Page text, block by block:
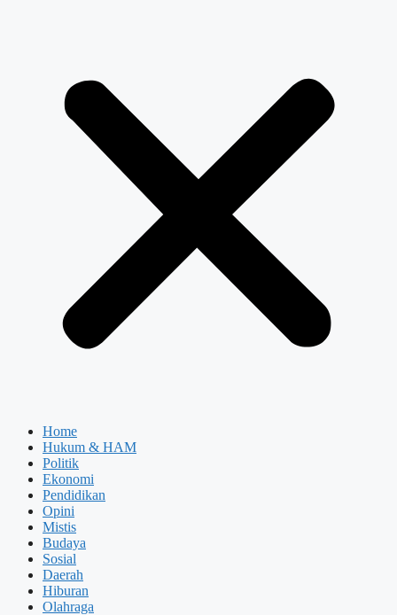
Home
Hukum & HAM
Politik
Ekonomi
Pendidikan
Opini
Mistis
Budaya
Sosial
Daerah
Hiburan
Olahraga